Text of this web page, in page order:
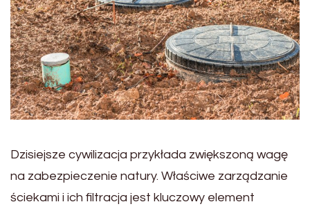
Dzisiejsze cywilizacja przykłada zwiększoną wagę
na zabezpieczenie natury. Właściwe zarządzanie
ściekami i ich filtracja jest kluczowy element